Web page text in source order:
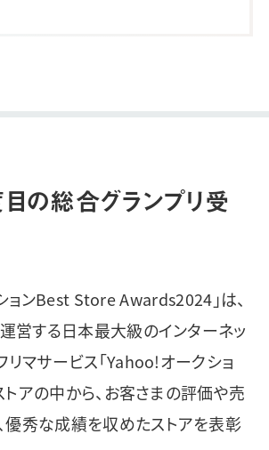
の総合グランプリ受
ョンBest Store Awards2024」は、
営する日本最大級のインターネッ
リマサービス「Yahoo!オークショ
アの中から、お客さまの評価や売
優秀な成績を収めたストアを表彰